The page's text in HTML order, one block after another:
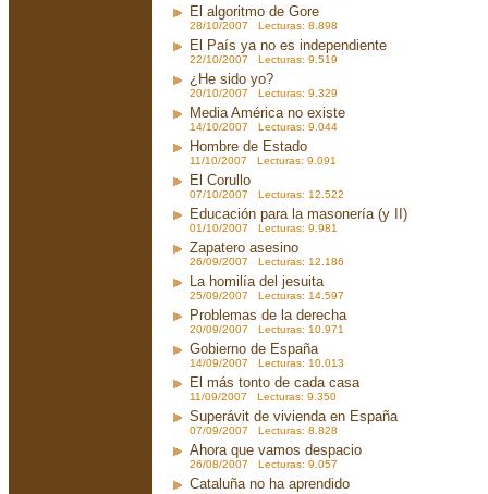
El algoritmo de Gore
28/10/2007 Lecturas: 8.898
El País ya no es independiente
22/10/2007 Lecturas: 9.519
¿He sido yo?
20/10/2007 Lecturas: 9.329
Media América no existe
14/10/2007 Lecturas: 9.044
Hombre de Estado
11/10/2007 Lecturas: 9.091
El Corullo
07/10/2007 Lecturas: 12.522
Educación para la masonería (y II)
01/10/2007 Lecturas: 9.981
Zapatero asesino
26/09/2007 Lecturas: 12.186
La homilía del jesuita
25/09/2007 Lecturas: 14.597
Problemas de la derecha
20/09/2007 Lecturas: 10.971
Gobierno de España
14/09/2007 Lecturas: 10.013
El más tonto de cada casa
11/09/2007 Lecturas: 9.350
Superávit de vivienda en España
07/09/2007 Lecturas: 8.828
Ahora que vamos despacio
26/08/2007 Lecturas: 9.057
Cataluña no ha aprendido